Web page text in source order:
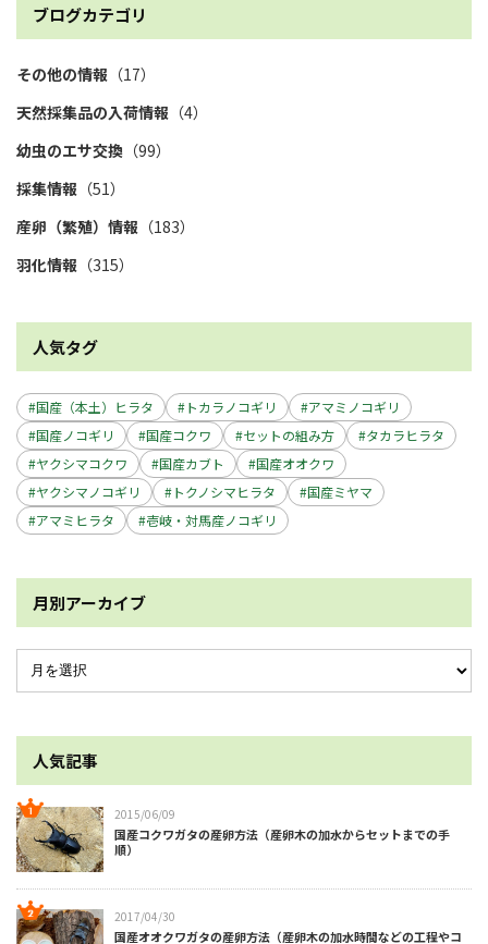
ブログカテゴリ
その他の情報 （17）
天然採集品の入荷情報 （4）
幼虫のエサ交換 （99）
採集情報 （51）
産卵（繁殖）情報 （183）
羽化情報 （315）
人気タグ
国産（本土）ヒラタ トカラノコギリ
アマミノコギリ
国産ノコギリ
国産コクワ セットの組み方
タカラヒラタ
ヤクシマコクワ
国産カブト
国産オオクワ
ヤクシマノコギリ
トクノシマヒラタ
国産ミヤマ
アマミヒラタ
壱岐・対馬産ノコギリ
月別アーカイブ
人気記事
2015/06/09
国産コクワガタの産卵方法（産卵木の加水からセットまでの手
順）
2017/04/30
国産オオクワガタの産卵方法（産卵木の加水時間などの工程やコ